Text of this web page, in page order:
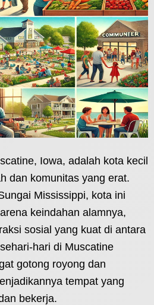
Iowa, adalah kota kecil
dan komunitas yang erat.
Mississippi, kota ini
keindahan alamnya,
sosial yang kuat di antara
hari di Muscatine
gotong royong dan
tempat yang
bekerja.